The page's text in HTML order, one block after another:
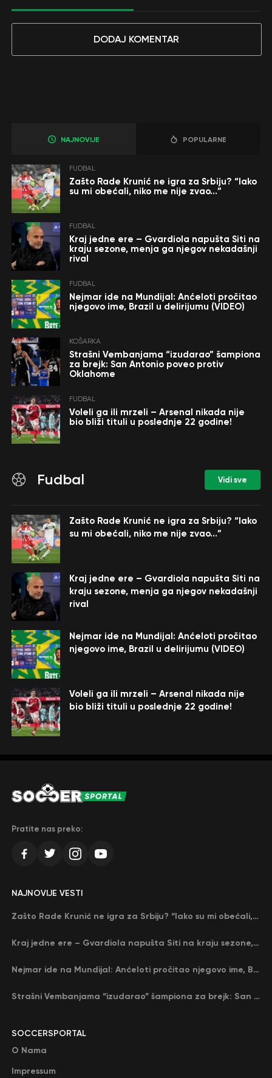
DODAJ KOMENTAR
NAJNOVIJE POPULARNE
FUDBAL
Zašto Rade Krunić ne igra za Srbiju? “Iako
su mi obećali, niko me nije zvao…”
FUDBAL
Kraj jedne ere – Gvardiola napušta Siti na
kraju sezone, menja ga njegov nekadašnji
rival
FUDBAL
Nejmar ide na Mundijal: Anćeloti pročitao
njegovo ime, Brazil u delirijumu (VIDEO)
KOŠARKA
Strašni Vembanjama “izudarao” šampiona
za brejk: San Antonio poveo protiv
Oklahome
FUDBAL
Voleli ga ili mrzeli – Arsenal nikada nije
bio bliži tituli u poslednje 22 godine!
Fudbal Vidi sve
Zašto Rade Krunić ne igra za Srbiju? “Iako
su mi obećali, niko me nije zvao…”
Kraj jedne ere – Gvardiola napušta Siti na
kraju sezone, menja ga njegov nekadašnji
rival
Nejmar ide na Mundijal: Anćeloti pročitao
njegovo ime, Brazil u delirijumu (VIDEO)
Voleli ga ili mrzeli – Arsenal nikada nije
bio bliži tituli u poslednje 22 godine!
Pratite nas preko:
SOCCERSPORTAL
O Nama
Impressum
NAJNOVIJE VESTI
Zašto Rade Krunić ne igra za Srbiju? “Iako su mi obećali, niko me nije zvao…”
Kraj jedne ere – Gvardiola napušta Siti na kraju sezone, menja ga njegov nekadašnji rival
Nejmar ide na Mundijal: Anćeloti pročitao njegovo ime, Brazil u delirijumu (VIDEO)
Strašni Vembanjama “izudarao” šampiona za brejk: San Antonio poveo protiv Oklahome